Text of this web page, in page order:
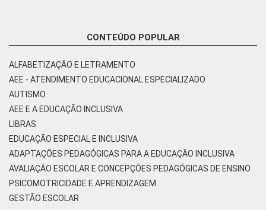
CONTEÚDO POPULAR
ALFABETIZAÇÃO E LETRAMENTO
AEE - ATENDIMENTO EDUCACIONAL ESPECIALIZADO
AUTISMO
AEE E A EDUCAÇÃO INCLUSIVA
LIBRAS
EDUCAÇÃO ESPECIAL E INCLUSIVA
ADAPTAÇÕES PEDAGÓGICAS PARA A EDUCAÇÃO INCLUSIVA
AVALIAÇÃO ESCOLAR E CONCEPÇÕES PEDAGÓGICAS DE ENSINO
PSICOMOTRICIDADE E APRENDIZAGEM
GESTÃO ESCOLAR